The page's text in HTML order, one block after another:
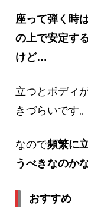
座って弾く時
の上で安定す
けど…
立つとボディ
きづらいです。
なので頻繁に
うべきなのか
おすすめ